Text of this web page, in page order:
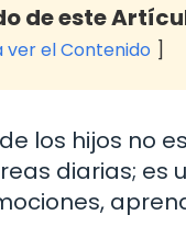
de este
el Contenido
los hijos no
diarias; es